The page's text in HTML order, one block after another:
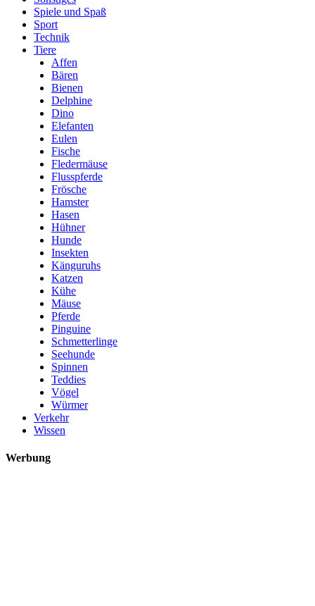
Spiele und Spaß
Sport
Technik
Tiere
Affen
Bären
Bienen
Delphine
Dino
Elefanten
Eulen
Fische
Fledermäuse
Flusspferde
Frösche
Hamster
Hasen
Hühner
Hunde
Insekten
Känguruhs
Katzen
Kühe
Mäuse
Pferde
Pinguine
Schmetterlinge
Seehunde
Spinnen
Teddies
Vögel
Würmer
Verkehr
Wissen
Werbung